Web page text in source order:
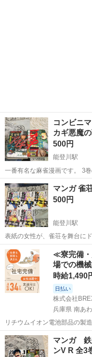
コンビニ
カギ悪魔
500円
能登川駅
一番有名な麻雀漫画です。 3
が内容は第41話から第60話で
話を収録しています。 「アカ
付けします。
滋賀 東近江市 能登川
アカギ
マンガ 雀
500円
能登川駅
表紙の女性が、雀荘を舞台に
す。 麻雀漫画の中ではかなり
滋賀 東近江市 能登川
≪寮完備・
場での機
時給1,490
日払い
株式会社
兵庫県 南あ
リチウムイオン電池部品の製
50代の男性活躍中！嬉しい時
ンルーム寮完備！赴任旅費会
南あわじ市》 人気の工場の...
兵庫 南あわじ市 そ
マンガ
ンV R 全3